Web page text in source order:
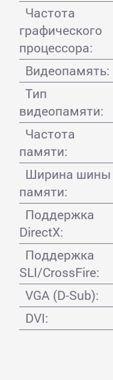
Частота
графического
процессора:
Видеопамять:
Тип
видеопамяти:
Частота
памяти:
Ширина шины
памяти:
Поддержка
DirectX:
Поддержка
SLI/CrossFire:
VGA (D-Sub):
DVI: